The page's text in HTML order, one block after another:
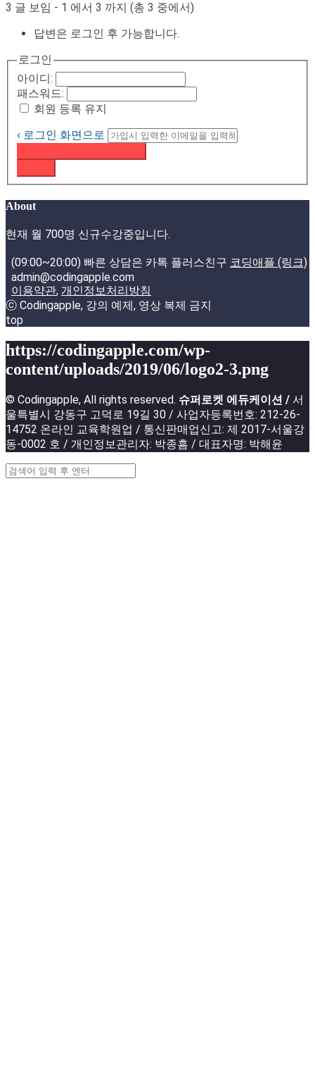
3 글 보임 - 1 에서 3 까지 (총 3 중에서)
답변은 로그인 후 가능합니다.
로그인
아이디:
패스워드:
회원 등록 유지
‹ 로그인 화면으로
About
현재 월 700명 신규수강중입니다.
(09:00~20:00) 빠른 상담은 카톡 플러스친구 코딩애플 (링크)
admin@codingapple.com
이용약관, 개인정보처리방침
ⓒ Codingapple, 강의 예제, 영상 복제 금지
top
https://codingapple.com/wp-
content/uploads/2019/06/logo2-3.png
© Codingapple, All rights reserved. 슈퍼로켓 에듀케이션 / 서
울특별시 강동구 고덕로 19길 30 / 사업자등록번호: 212-26-
14752 온라인 교육학원업 / 통신판매업신고: 제 2017-서울강
동-0002 호 / 개인정보관리자: 박종흠 / 대표자명: 박해윤